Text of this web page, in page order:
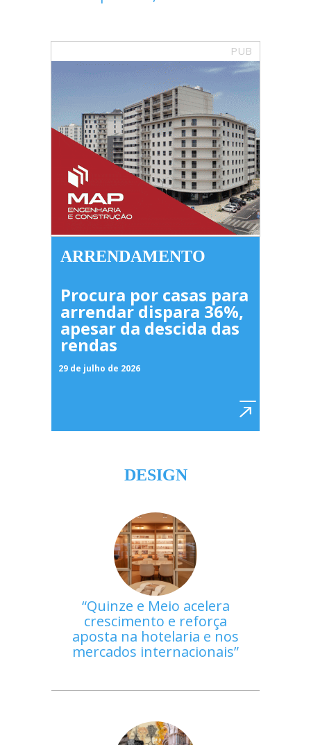
PUB
ARRENDAMENTO
Procura por casas para
arrendar dispara 36%,
apesar da descida das
rendas
29 de julho de 2026
DESIGN
Quinze e Meio acelera
crescimento e reforça
aposta na hotelaria e nos
mercados internacionais